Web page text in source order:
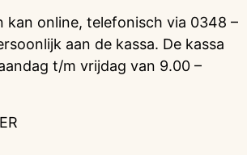
kan online, telefonisch via 0348 –
aan de kassa. De kassa
t/m vrijdag van 9.00 –